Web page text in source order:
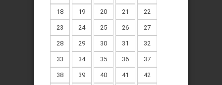
18 19 20 21 22
23 24 25 26 27
28 29 30 31 32
33 34 35 36 37
38 39 40 41 42